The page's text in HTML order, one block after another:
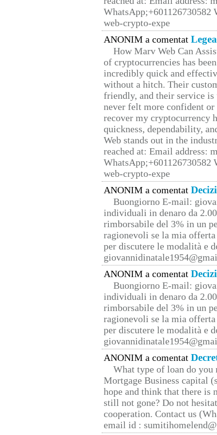
web-crypto-expe
ANONIM a comentat
How Marv Web Can
of cryptocurrencies has
incredibly quick and
without a hitch. Their
friendly, and their service
never felt more confident
recover my cryptocurrency
quickness, dependability,
Web stands out in the
reached at: Email address:
web-crypto-expe
ANONIM a comentat
Buongiorno E-mail:
individuali in denaro da
rimborsabile del 3% in un
ragionevoli se la mia
per discutere le modalità e
ANONIM a comentat
Buongiorno E-mail:
individuali in denaro da
rimborsabile del 3% in un
ragionevoli se la mia
per discutere le modalità e
ANONIM a comentat
What type of loan do you
Mortgage Business capital
hope and think that there is
still not gone? Do not
cooperation. Contact us
email id :